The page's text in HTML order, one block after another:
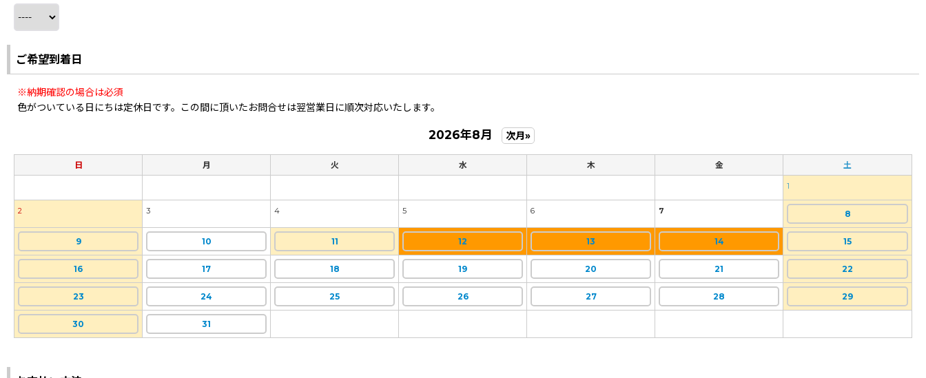
ご希望到着日
※納期確認の場合は必須
色がついている日にちは定休日です。この間に頂いたお問合せは翌営業日に順次対応いたします。
2026年8月 次月»
日 月 火 水 木 金 土
1
2 3 4 5 6 7 8
9 10 11 12 13 14 15
16 17 18 19 20 21 22
23 24 25 26 27 28 29
30 31